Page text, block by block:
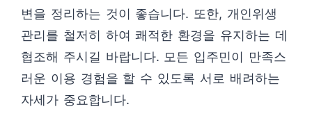
변을 정리하는 것이 좋습니다. 또한, 개인위생
관리를 철저히 하여 쾌적한 환경을 유지하는 데
협조해 주시길 바랍니다. 모든 입주민이 만족스
러운 이용 경험을 할 수 있도록 서로 배려하는
자세가 중요합니다.